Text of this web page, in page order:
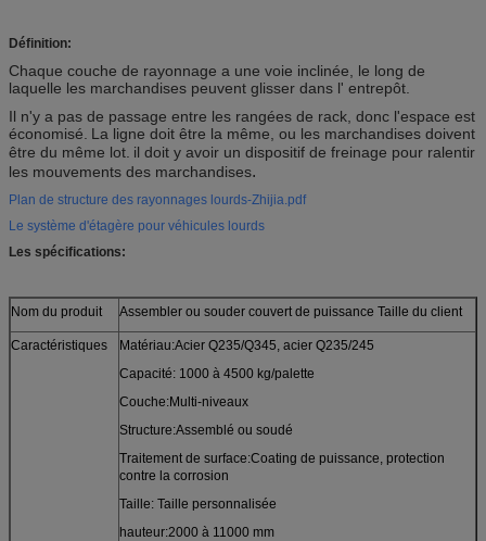
Définition:
Chaque couche de rayonnage a une voie inclinée, le long de
laquelle les marchandises peuvent glisser dans l' entrepôt.
Il n'y a pas de passage entre les rangées de rack, donc l'espace est
économisé. La ligne doit être la même, ou les marchandises doivent
être du même lot. il doit y avoir un dispositif de freinage pour ralentir
les mouvements des marchandises.
Plan de structure des rayonnages lourds-Zhijia.pdf
Le système d'étagère pour véhicules lourds
Les spécifications:
Nom du produit Assembler ou souder couvert de puissance Taille du client
Caractéristiques
Matériau:Acier Q235/Q345, acier Q235/245
Capacité: 1000 à 4500 kg/palette
Couche:Multi-niveaux
Structure:Assemblé ou soudé
Traitement de surface:Coating de puissance, protection
contre la corrosion
Taille: Taille personnalisée
hauteur:2000 à 11000 mm